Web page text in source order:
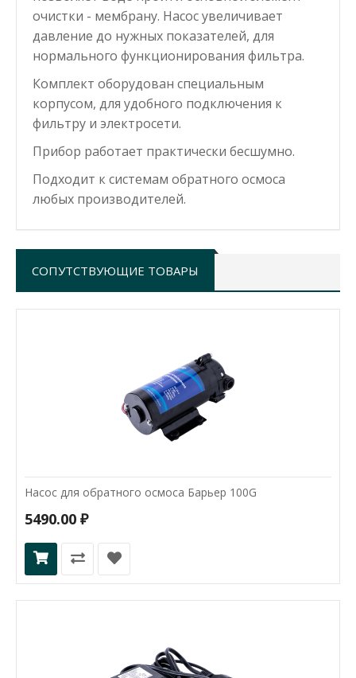
очистки - мембрану. Насос увеличивает
давление до нужных показателей, для
нормального функционирования фильтра.
Комплект оборудован специальным
корпусом, для удобного подключения к
фильтру и электросети.
Прибор работает практически бесшумно.
Подходит к системам обратного осмоса
любых производителей.
СОПУТСТВУЮЩИЕ ТОВАРЫ
Насос для обратного осмоса Барьер 100G
5490.00 ₽